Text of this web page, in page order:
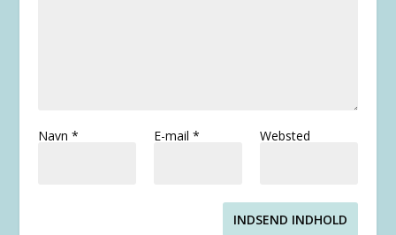
Navn * E-mail * Websted
INDSEND INDHOLD